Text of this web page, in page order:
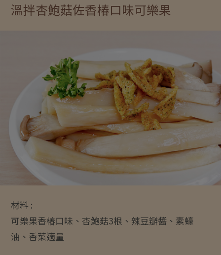
溫拌杏鮑菇佐香椿口味可樂果
材料 :
可樂果香椿口味、杏鮑菇3根、辣豆瓣醬、素蠔
油、香菜適量